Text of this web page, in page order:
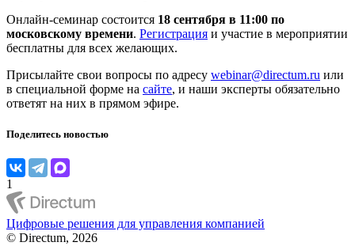
Онлайн-семинар состоится 18 сентября в 11:00 по
московскому времени. Регистрация и участие в мероприятии
бесплатны для всех желающих.
Присылайте свои вопросы по адресу webinar@directum.ru или
в специальной форме на сайте, и наши эксперты обязательно
ответят на них в прямом эфире.
Поделитесь новостью
1
Цифровые решения для управления компанией
© Directum, 2026